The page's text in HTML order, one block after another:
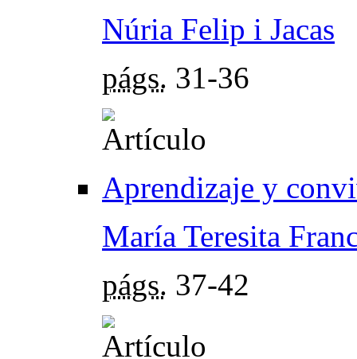
Núria Felip i Jacas
págs. 31-36
Aprendizaje y
María Teresita
págs. 37-42